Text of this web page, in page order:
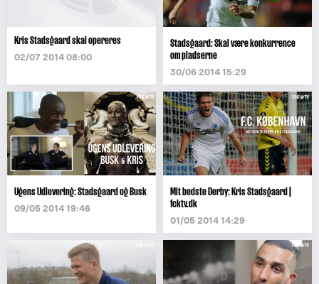
Kris Stadsgaard skal opereres
02/07 2014 08:00
Stadsgaard: Skal være konkurrence
om pladserne
30/06 2014 15:29
Ugens Udlevering: Stadsgaard og Busk
09/05 2014 19:46
Mit bedste Derby: Kris Stadsgaard |
fcktv.dk
01/05 2014 14:29